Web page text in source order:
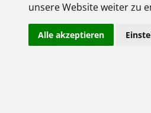
unsere Website weiter zu
Alle akzeptieren